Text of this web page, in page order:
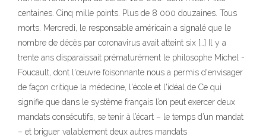
centaines. Cinq mille points. Plus de 8 000 douzaines. Tous
morts. Mercredi, le responsable américain a signalé que le
nombre de décès par coronavirus avait atteint six […] Il y a
trente ans disparaissait prématurément le philosophe Michel ­
Foucault, dont l'œuvre foisonnante nous a permis d'envisager
de façon critique la médecine, l'école et l'idéal de Ce qui
signifie que dans le système français l’on peut exercer deux
mandats consécutifs, se tenir à l’écart – le temps d’un mandat
– et briguer valablement deux autres mandats